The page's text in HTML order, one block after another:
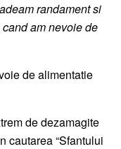
randament si
am nevoie de
de alimentatie
de dezamagite
cautarea “Sfantului